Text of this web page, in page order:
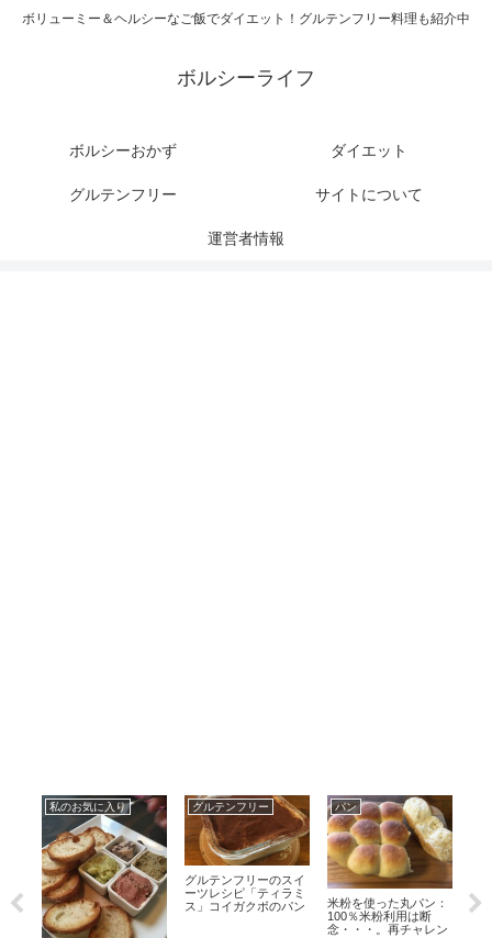
ボリューミー＆ヘルシーなご飯でダイエット！グルテンフリー料理も紹介中
ボルシーライフ
ボルシーおかず ダイエット
グルテンフリー サイトについて
運営者情報
私のお気に入り グルテンフリー
グルテンフリーのスイ
ーツレシピ「ティラミ
ス」コイガクボのパン
パン
米粉を使った丸パン：
100％米粉利用は断
念・・・。再チャレン
北
里